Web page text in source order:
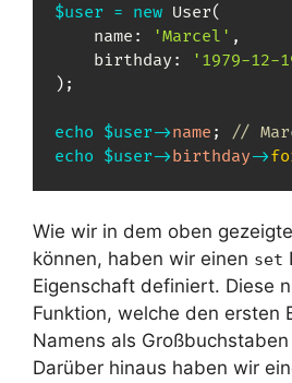
$user = new User(
name : 'Marcel' ,
birthday : '1979-12-
) ;
echo $user->name ;
//
echo $user->birthday->
Wie wir in dem oben
können, haben wir einen set
Eigenschaft definiert. Diese
Funktion, welche den ersten
Namens als
Darüber hinaus haben wir